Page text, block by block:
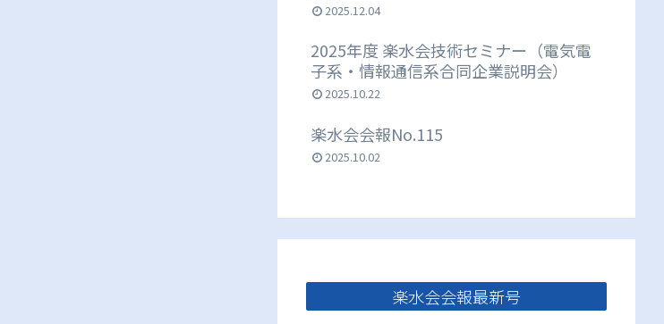
2025.12.04
2025年度 楽水会技術セミナー（電気電
子系・情報通信系合同企業説明会）
2025.10.22
楽水会会報No.115
2025.10.02
楽水会会報最新号